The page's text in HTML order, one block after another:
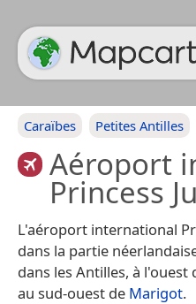
Caraïbes Petites Antilles
Aéroport
Princess
L'aéroport international
dans la partie
dans les Antilles, à l'ouest
au sud-ouest de Marigot.